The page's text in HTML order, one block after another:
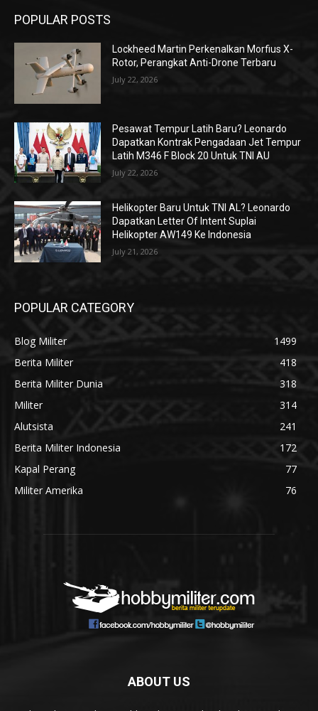
POPULAR POSTS
Lockheed Martin Perkenalkan Morfius X-
Rotor, Perangkat Anti-Drone Terbaru
July 22, 2026
Pesawat Tempur Latih Baru? Leonardo
Dapatkan Kontrak Pengadaan Jet Tempur
Latih M346 F Block 20 Untuk TNI AU
July 22, 2026
Helikopter Baru Untuk TNI AL? Leonardo
Dapatkan Letter Of Intent Suplai
Helikopter AW149 Ke Indonesia
July 21, 2026
POPULAR CATEGORY
Blog Militer
1499
Berita Militer
418
Berita Militer Dunia
318
Militer
314
Alutsista
241
Berita Militer Indonesia
172
Kapal Perang
77
Militer Amerika
76
ABOUT US